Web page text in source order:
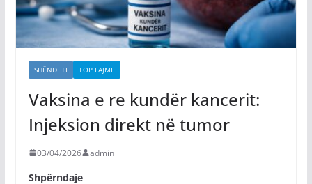
SHËNDETI TOP LAJME
Vaksina e re kundër kancerit:
Injeksion direkt në tumor
03/04/2026 admin
Shpërndaje